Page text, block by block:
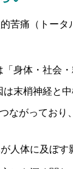
苦痛（トータ
「身体・社会
は末梢神経と
ながっており
人体に及ぼ